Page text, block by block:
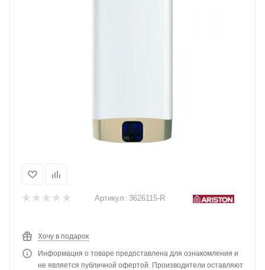
Артикул: 3626115-R
Хочу в подарок
Информация о товаре предоставлена для ознакомления и
не является публичной офертой. Производители оставляют